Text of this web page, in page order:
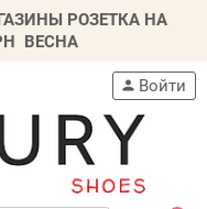
РОЗЕТКА НА
ВЕСНА
person Войти